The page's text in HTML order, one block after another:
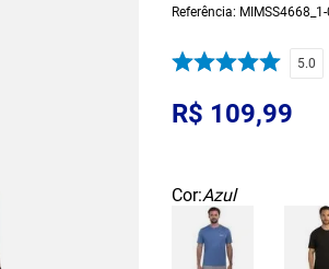
Referência:
5.0
R$ 109,99
Cor:Azul